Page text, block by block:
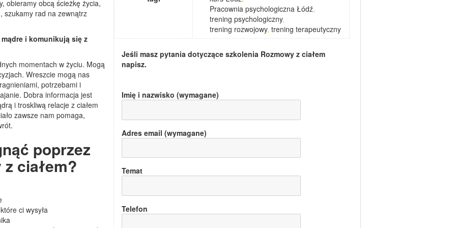
obieramy obcą ścieżkę życia,
szukamy rad na zewnątrz
i komunikują się z
momentach w życiu. Mogą
Wreszcie mogą nas
potrzebami i
Dobra informacja jest
i troskliwą relacje z ciałem
zawsze nam pomaga,
poprzez
ciałem?
ci wysyła
Pracownia psychologiczna Łódź,
trening psychologiczny,
trening rozwojowy, trening terapeutyczny
Jeśli masz pytania dotyczące szkolenia Rozmowy z ciałem
napisz.
Imię i nazwisko (wymagane)
Adres email (wymagane)
Temat
Telefon